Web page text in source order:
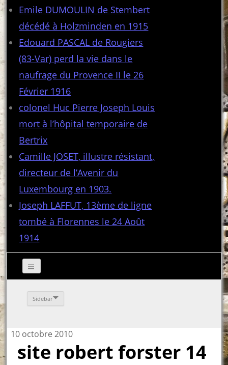
Emile DUMOULIN de Stembert
décédé à Holzminden en 1915
Edouard PASCAL de Rougiers
(83-Var) perd la vie dans le
naufrage du Provence II le 26
Février 1916
colonel Huc Pierre Joseph Louis
mort à l’hôpital temporaire de
Bertrix
Camille JOSET, illustre résistant,
directeur de l’Avenir du
Luxembourg en 1903.
Joseph LAFFUT, 13ème de ligne
tombé à Florennes le 24 Août
1914
Sidebar
10 octobre 2010
site robert forster 14